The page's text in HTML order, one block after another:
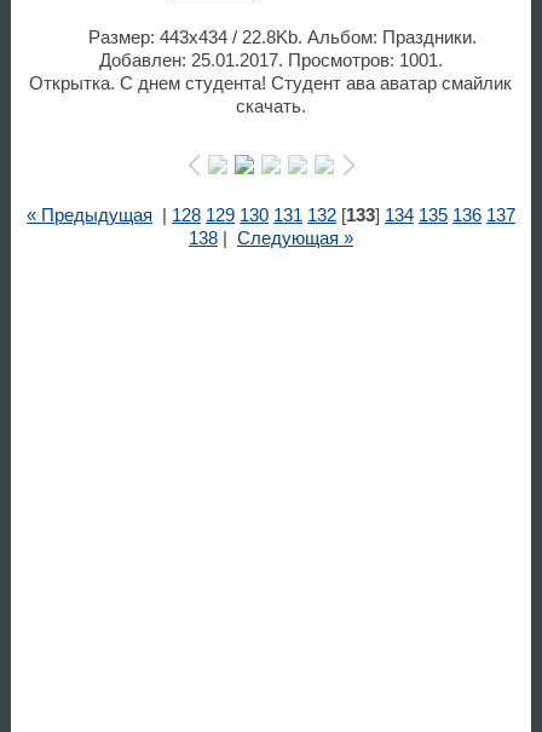
Размер: 443x434 / 22.8Kb. Альбом: Праздники.
Добавлен: 25.01.2017. Просмотров: 1001.
Открытка. С днем студента! Студент ава аватар смайлик
скачать.
« Предыдущая 128 129 130 131 132[133] 134 135 136 137
138| Следующая »